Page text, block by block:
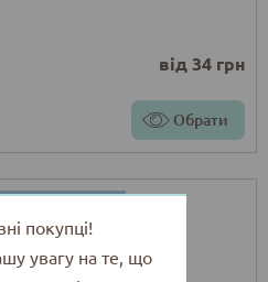
від 34 грн
Обрати
покупці!
увагу на те, що